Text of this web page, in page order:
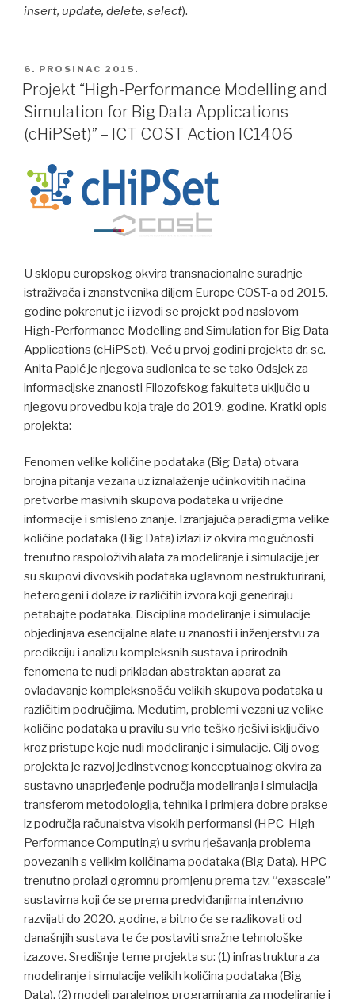
insert, update, delete, select).
POSTED
ON
6. PROSINAC 2015.
Projekt “High-Performance Modelling and
Simulation for Big Data Applications
(cHiPSet)” – ICT COST Action IC1406
U sklopu europskog okvira transnacionalne suradnje
istraživača i znanstvenika diljem Europe COST-a od 2015.
godine pokrenut je i izvodi se projekt pod naslovom
High-Performance Modelling and Simulation for Big Data
Applications (cHiPSet). Već u prvoj godini projekta dr. sc.
Anita Papić je njegova sudionica te se tako Odsjek za
informacijske znanosti Filozofskog fakulteta uključio u
njegovu provedbu koja traje do 2019. godine. Kratki opis
projekta:
Fenomen velike količine podataka (Big Data) otvara
brojna pitanja vezana uz iznalaženje učinkovitih načina
pretvorbe masivnih skupova podataka u vrijedne
informacije i smisleno znanje. Izranjajuća paradigma velike
količine podataka (Big Data) izlazi iz okvira mogućnosti
trenutno raspoloživih alata za modeliranje i simulacije jer
su skupovi divovskih podataka uglavnom nestrukturirani,
heterogeni i dolaze iz različitih izvora koji generiraju
petabajte podataka. Disciplina modeliranje i simulacije
objedinjava esencijalne alate u znanosti i inženjerstvu za
predikciju i analizu kompleksnih sustava i prirodnih
fenomena te nudi prikladan abstraktan aparat za
ovladavanje kompleksnošću velikih skupova podataka u
različitim područjima. Međutim, problemi vezani uz velike
količine podataka u pravilu su vrlo teško rješivi isključivo
kroz pristupe koje nudi modeliranje i simulacije. Cilj ovog
projekta je razvoj jedinstvenog konceptualnog okvira za
sustavno unaprjeđenje područja modeliranja i simulacija
transferom metodologija, tehnika i primjera dobre prakse
iz područja računalstva visokih performansi (HPC-High
Performance Computing) u svrhu rješavanja problema
povezanih s velikim količinama podataka (Big Data). HPC
trenutno prolazi ogromnu promjenu prema tzv. “exascale”
sustavima koji će se prema predviđanjima intenzivno
razvijati do 2020. godine, a bitno će se razlikovati od
današnjih sustava te će postaviti snažne tehnološke
izazove. Središnje teme projekta su: (1) infrastruktura za
modeliranje i simulacije velikih količina podataka (Big
Data), (2) modeli paralelnog programiranja za modeliranje i